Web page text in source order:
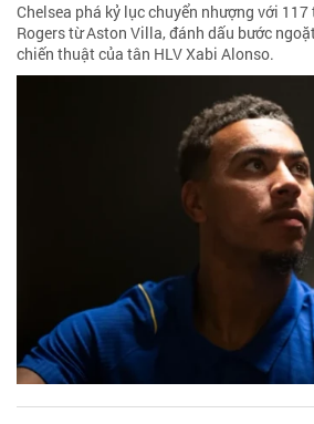
Chelsea phá kỷ lục chuyển nhượng với
Rogers từ Aston Villa, đánh dấu bước
chiến thuật của tân HLV Xabi Alonso.